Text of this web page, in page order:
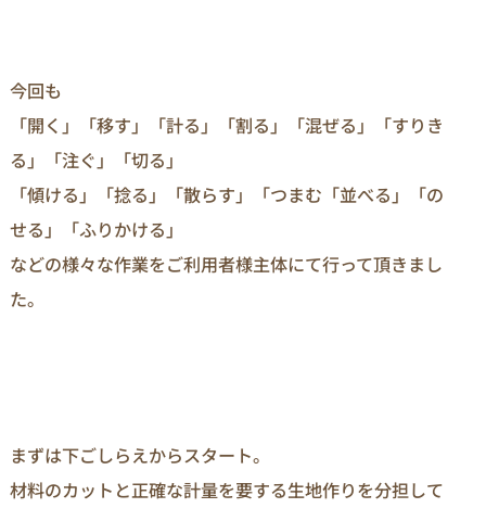
今回も
「開く」「移す」「計る」「割る」「混ぜる」「すりき
る」「注ぐ」「切る」
「傾ける」「捻る」「散らす」「つまむ「並べる」「の
せる」「ふりかける」
などの様々な作業をご利用者様主体にて行って頂きまし
た。
まずは下ごしらえからスタート。
材料のカットと正確な計量を要する生地作りを分担して